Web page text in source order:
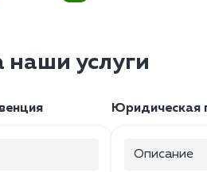
наши услуги
Юридическая
Описание